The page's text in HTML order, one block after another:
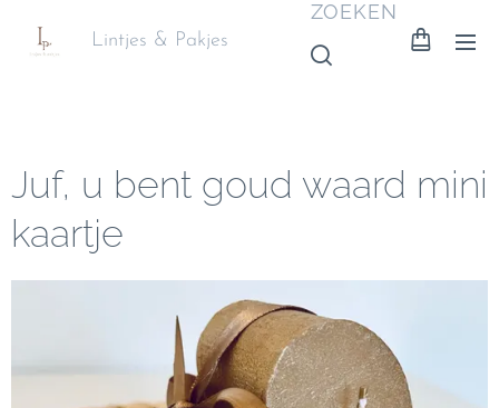
Lintjes & Pakjes
ZOEKEN
Juf, u bent goud waard mini
kaartje